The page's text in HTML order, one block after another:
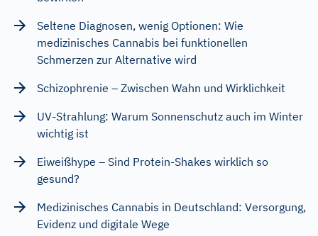
Seltene Diagnosen, wenig Optionen: Wie
medizinisches Cannabis bei funktionellen
Schmerzen zur Alternative wird
Schizophrenie – Zwischen Wahn und Wirklichkeit
UV-Strahlung: Warum Sonnenschutz auch im Winter
wichtig ist
Eiweißhype – Sind Protein-Shakes wirklich so
gesund?
Medizinisches Cannabis in Deutschland: Versorgung,
Evidenz und digitale Wege